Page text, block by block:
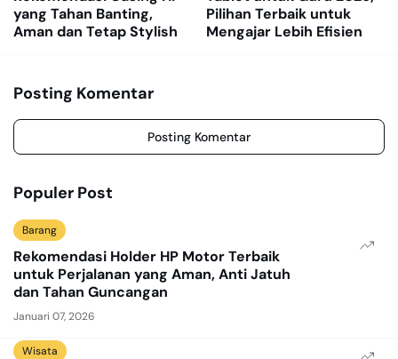
yang Tahan Banting,
Aman dan Tetap Stylish
Pilihan Terbaik untuk
Mengajar Lebih Efisien
Posting Komentar
Posting Komentar
Populer Post
Barang
Rekomendasi Holder HP Motor Terbaik
untuk Perjalanan yang Aman, Anti Jatuh
dan Tahan Guncangan
Januari 07, 2026
Wisata